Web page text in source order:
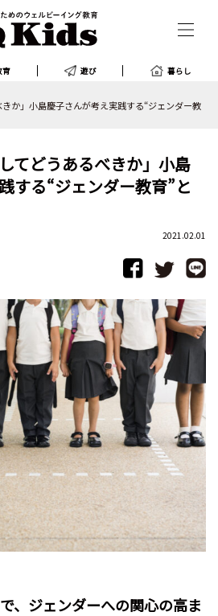
育 遊び 暮らし
か」小島慶子さんが考え実践する“ジェンダー教
てどうあるべきか」小島
する“ジェンダー教育”と
2021.02.01
、ジェンダーへの関心の高ま